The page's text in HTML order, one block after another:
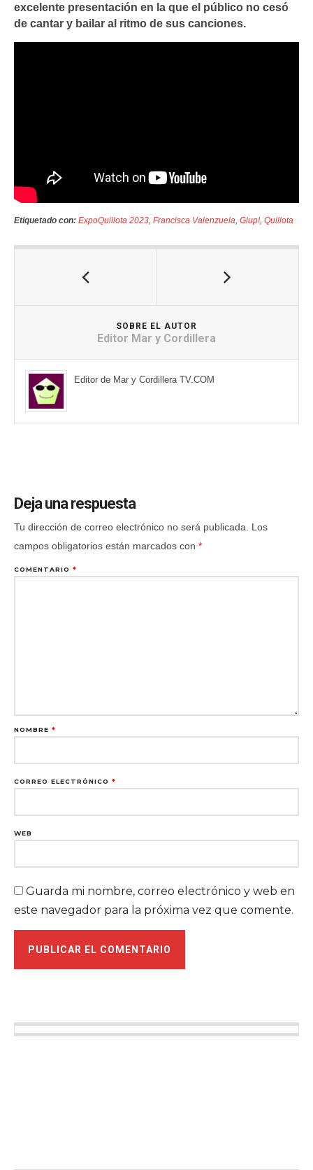
excelente presentación en la que el público no cesó
de cantar y bailar al ritmo de sus canciones.
Etiquetado con: ExpoQuillota 2023, Francisca Valenzuela, Glup!, Quillota
SOBRE EL AUTOR
Editor Mar y Cordillera
Editor de Mar y Cordillera TV.COM
Deja una respuesta
Tu dirección de correo electrónico no será publicada. Los
campos obligatorios están marcados con *
COMENTARIO *
NOMBRE *
CORREO ELECTRÓNICO *
WEB
Guarda mi nombre, correo electrónico y web en
este navegador para la próxima vez que comente.